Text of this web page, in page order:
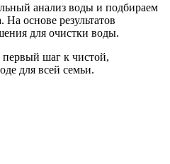
анализ воды и подбираем
На основе результатов
для очистки воды.
шаг к чистой,
для всей семьи.